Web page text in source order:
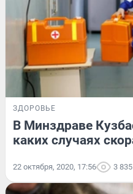
ЗДОРОВЬЕ
В Минздраве
каких случаях
22 октября, 2020, 17:56 3 835